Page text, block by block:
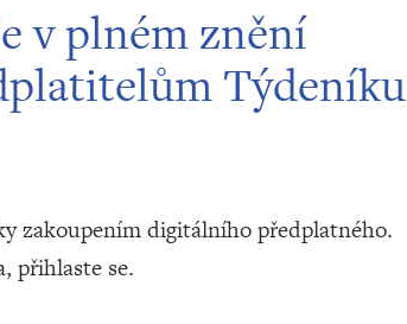
v plném znění
Týdeníku
zakoupením digitálního předplatného.
přihlaste se.